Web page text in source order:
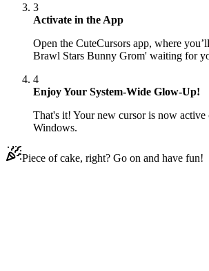
3
Activate in the App
Open the CuteCursors app, where
Brawl Stars Bunny Grom' waiting for
4
Enjoy Your System-Wide Glow-Up!
That's it! Your new cursor is now active
Windows.
Piece of cake, right? Go on and have fun!